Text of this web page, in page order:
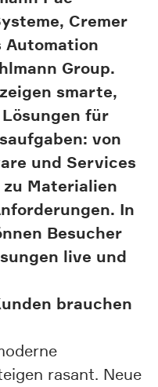
Cremer
Automation
Group.
smarte,
für
von
und Services
zu Materialien
In
Besucher
live und
brauchen
rasant. Neue